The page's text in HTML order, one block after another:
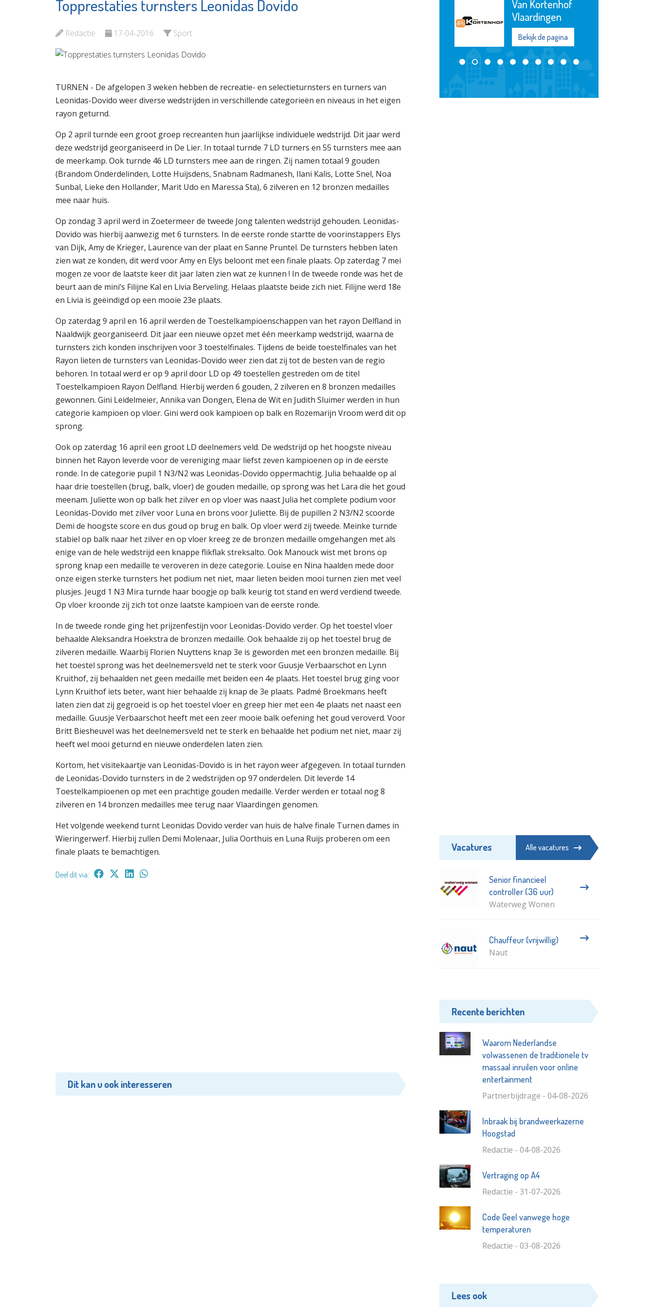
Topprestaties turnsters Leonidas Dovido
Redactie 17-04-2016 Sport
TURNEN - De afgelopen 3 weken hebben de recreatie- en selectieturnsters en turners van
Leonidas-Dovido weer diverse wedstrijden in verschillende categorieën en niveaus in het eigen
rayon geturnd.
Op 2 april turnde een groot groep recreanten hun jaarlijkse individuele wedstrijd. Dit jaar werd
deze wedstrijd georganiseerd in De Lier. In totaal turnde 7 LD turners en 55 turnsters mee aan
de meerkamp. Ook turnde 46 LD turnsters mee aan de ringen. Zij namen totaal 9 gouden
(Brandom Onderdelinden, Lotte Huijsdens, Snabnam Radmanesh, Ilani Kalis, Lotte Snel, Noa
Sunbal, Lieke den Hollander, Marit Udo en Maressa Sta), 6 zilveren en 12 bronzen medailles
mee naar huis.
Op zondag 3 april werd in Zoetermeer de tweede Jong talenten wedstrijd gehouden. Leonidas-
Dovido was hierbij aanwezig met 6 turnsters. In de eerste ronde startte de voorinstappers Elys
van Dijk, Amy de Krieger, Laurence van der plaat en Sanne Pruntel. De turnsters hebben laten
zien wat ze konden, dit werd voor Amy en Elys beloont met een finale plaats. Op zaterdag 7 mei
mogen ze voor de laatste keer dit jaar laten zien wat ze kunnen ! In de tweede ronde was het de
beurt aan de mini’s Filijne Kal en Livia Berveling. Helaas plaatste beide zich niet. Filijne werd 18e
en Livia is geëindigd op een mooie 23e plaats.
Op zaterdag 9 april en 16 april werden de Toestelkampioenschappen van het rayon Delfland in
Naaldwijk georganiseerd. Dit jaar een nieuwe opzet met één meerkamp wedstrijd, waarna de
turnsters zich konden inschrijven voor 3 toestelfinales. Tijdens de beide toestelfinales van het
Rayon lieten de turnsters van Leonidas-Dovido weer zien dat zij tot de besten van de regio
behoren. In totaal werd er op 9 april door LD op 49 toestellen gestreden om de titel
Toestelkampioen Rayon Delfland. Hierbij werden 6 gouden, 2 zilveren en 8 bronzen medailles
gewonnen. Gini Leidelmeier, Annika van Dongen, Elena de Wit en Judith Sluimer werden in hun
categorie kampioen op vloer. Gini werd ook kampioen op balk en Rozemarijn Vroom werd dit op
sprong.
Ook op zaterdag 16 april een groot LD deelnemers veld. De wedstrijd op het hoogste niveau
binnen het Rayon leverde voor de vereniging maar liefst zeven kampioenen op in de eerste
ronde. In de categorie pupil 1 N3/N2 was Leonidas-Dovido oppermachtig. Julia behaalde op al
haar drie toestellen (brug, balk, vloer) de gouden medaille, op sprong was het Lara die het goud
meenam. Juliette won op balk het zilver en op vloer was naast Julia het complete podium voor
Leonidas-Dovido met zilver voor Luna en brons voor Juliette. Bij de pupillen 2 N3/N2 scoorde
Demi de hoogste score en dus goud op brug en balk. Op vloer werd zij tweede. Meinke turnde
stabiel op balk naar het zilver en op vloer kreeg ze de bronzen medaille omgehangen met als
enige van de hele wedstrijd een knappe flikflak streksalto. Ook Manouck wist met brons op
sprong knap een medaille te veroveren in deze categorie. Louise en Nina haalden mede door
onze eigen sterke turnsters het podium net niet, maar lieten beiden mooi turnen zien met veel
plusjes. Jeugd 1 N3 Mira turnde haar boogje op balk keurig tot stand en werd verdiend tweede.
Op vloer kroonde zij zich tot onze laatste kampioen van de eerste ronde.
In de tweede ronde ging het prijzenfestijn voor Leonidas-Dovido verder. Op het toestel vloer
behaalde Aleksandra Hoekstra de bronzen medaille. Ook behaalde zij op het toestel brug de
zilveren medaille. Waarbij Florien Nuyttens knap 3e is geworden met een bronzen medaille. Bij
het toestel sprong was het deelnemersveld net te sterk voor Guusje Verbaarschot en Lynn
Kruithof, zij behaalden net geen medaille met beiden een 4e plaats. Het toestel brug ging voor
Lynn Kruithof iets beter, want hier behaalde zij knap de 3e plaats. Padmé Broekmans heeft
laten zien dat zij gegroeid is op het toestel vloer en greep hier met een 4e plaats net naast een
medaille. Guusje Verbaarschot heeft met een zeer mooie balk oefening het goud veroverd. Voor
Britt Biesheuvel was het deelnemersveld net te sterk en behaalde het podium net niet, maar zij
heeft wel mooi geturnd en nieuwe onderdelen laten zien.
Kortom, het visitekaartje van Leonidas-Dovido is in het rayon weer afgegeven. In totaal turnden
de Leonidas-Dovido turnsters in de 2 wedstrijden op 97 onderdelen. Dit leverde 14
Toestelkampioenen op met een prachtige gouden medaille. Verder werden er totaal nog 8
zilveren en 14 bronzen medailles mee terug naar Vlaardingen genomen.
Het volgende weekend turnt Leonidas Dovido verder van huis de halve finale Turnen dames in
Wieringerwerf. Hierbij zullen Demi Molenaar, Julia Oorthuis en Luna Ruijs proberen om een
finale plaats te bemachtigen.
Deel dit via:
Dit kan u ook interesseren
Vlaardingse
Bierbrouwerij
Bekijk de pagina
Kinderdagverblijf
Speelwonders
Bekijk de pagina
Van Kortenhof
Vlaardingen
Bekijk de pagina
Vacatures Alle vacatures
Senior financieel
controller (36 uur)
Waterweg Wonen
Chauffeur (vrijwillig)
Naut
Recente berichten
Waarom Nederlandse
volwassenen de traditionele tv
massaal inruilen voor online
entertainment
Partnerbijdrage - 04-08-2026
Inbraak bij brandweerkazerne
Hoogstad
Redactie - 04-08-2026
Vertraging op A4
Redactie - 31-07-2026
Code Geel vanwege hoge
temperaturen
Redactie - 03-08-2026
Lees ook